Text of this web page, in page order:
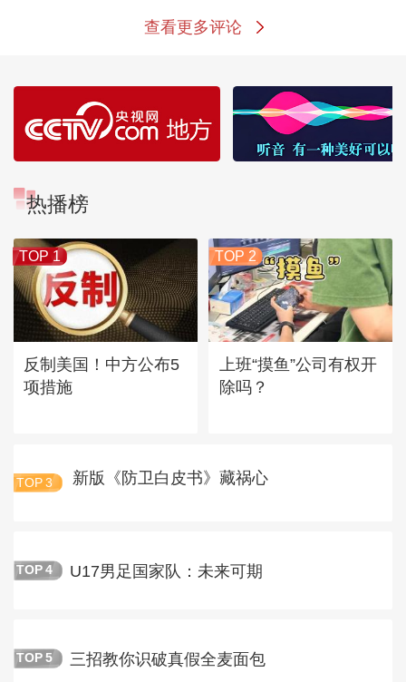
查看更多评论
热播榜
TOP 1
反制美国！中方公布5
项措施
TOP 2
上班“摸鱼”公司有权开
除吗？
TOP 3 新版《防卫白皮书》藏祸心
TOP 4 U17男足国家队：未来可期
TOP 5 三招教你识破真假全麦面包